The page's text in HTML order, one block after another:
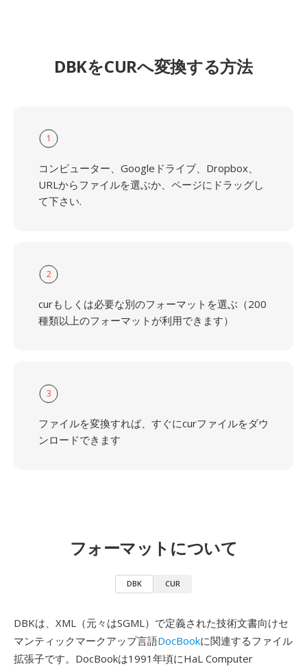
DBKをCURへ変換する方法
1
コンピューター、Googleドライブ、Dropbox、
URLからファイルを選ぶか、ページにドラッグし
て下さい.
2
curもしくは必要な別のフォーマットを選ぶ（200
種類以上のフォーマットが利用できます）
3
ファイルを変換すれば、すぐにcurファイルをダウ
ンロードできます
フォーマットについて
DBK CUR
DBKは、XML（元々はSGML）で定義された技術文書向けセ
マンティックマークアップ言語DocBookに関連するファイル
拡張子です。DocBookは1991年頃にHaL Computer